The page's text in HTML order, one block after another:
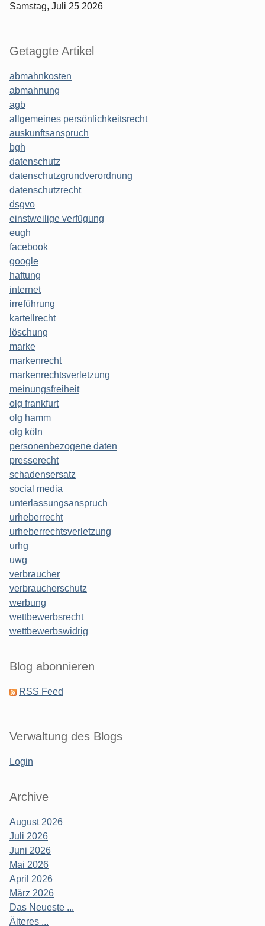
Samstag, Juli 25 2026
Getaggte Artikel
abmahnkosten
abmahnung
agb
allgemeines persönlichkeitsrecht
auskunftsanspruch
bgh
datenschutz
datenschutzgrundverordnung
datenschutzrecht
dsgvo
einstweilige verfügung
eugh
facebook
google
haftung
internet
irreführung
kartellrecht
löschung
marke
markenrecht
markenrechtsverletzung
meinungsfreiheit
olg frankfurt
olg hamm
olg köln
personenbezogene daten
presserecht
schadensersatz
social media
unterlassungsanspruch
urheberrecht
urheberrechtsverletzung
urhg
uwg
verbraucher
verbraucherschutz
werbung
wettbewerbsrecht
wettbewerbswidrig
Blog abonnieren
RSS Feed
Verwaltung des Blogs
Login
Archive
August 2026
Juli 2026
Juni 2026
Mai 2026
April 2026
März 2026
Das Neueste ...
Älteres ...